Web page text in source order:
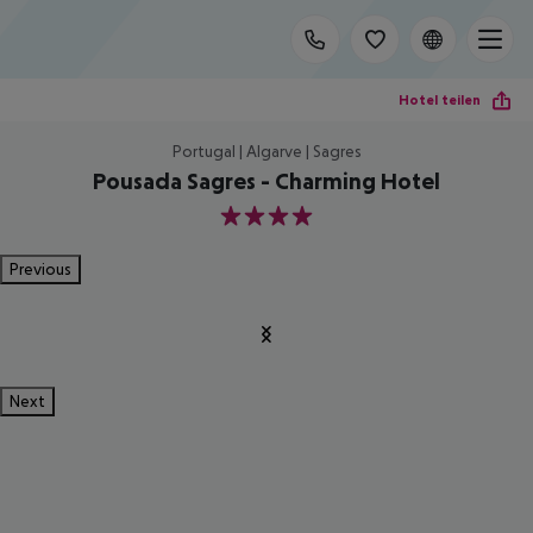
Hotel teilen
Portugal | Algarve | Sagres
Pousada Sagres - Charming Hotel
4
Previous
Next